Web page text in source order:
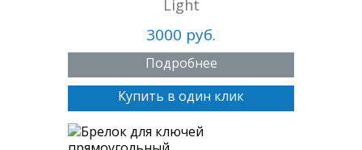
Light
3000 руб.
Подробнее
Купить в один клик